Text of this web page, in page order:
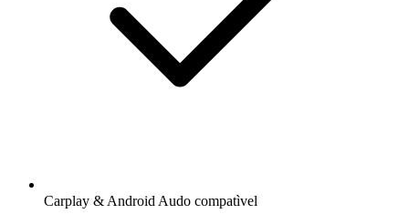
Carplay & Android Audo compatìvel